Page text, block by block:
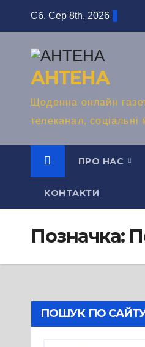
Сб. Сер 8th, 2026
АНТЕНА
Щоденна онлайн
телеканал, соціальні
ПРО НАС
КОНТАКТИ
Позначка:
ПОШУК ПО